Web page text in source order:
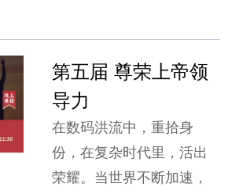
第五届 尊荣上帝领
导力
在数码洪流中，重拾身
份，在复杂时代里，活出
荣耀。当世界不断加速，